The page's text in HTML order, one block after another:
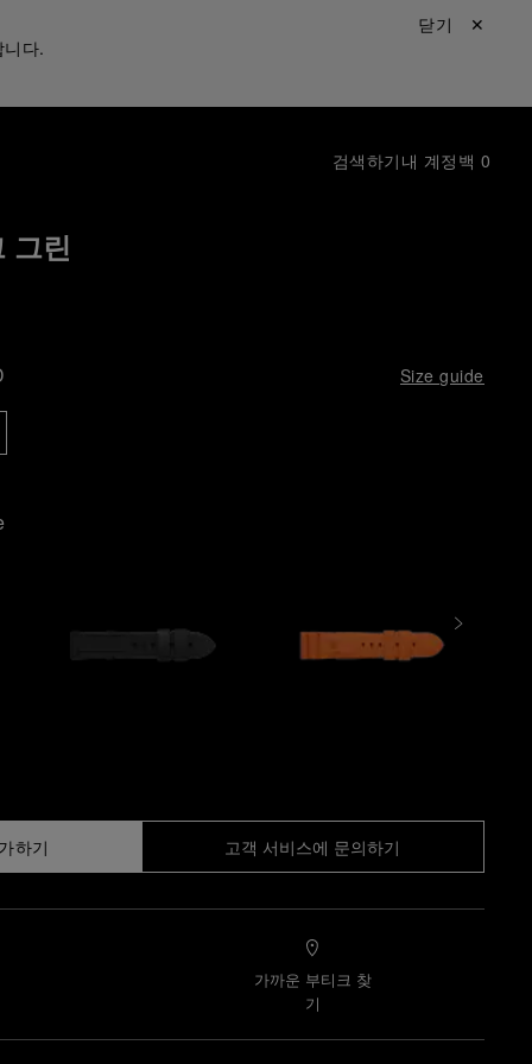
다.
닫기 ✕
검색하기 내 계정 백 0
그린
Size guide
하기 고객 서비스에 문의하기
가까운 부티크 찾
기